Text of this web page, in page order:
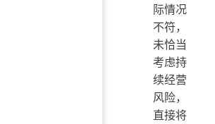
际情况
不符，
未恰当
考虑持
续经营
风险，
直接将